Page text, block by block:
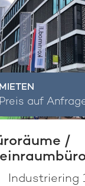
MIETEN
Preis auf
/
Industriering